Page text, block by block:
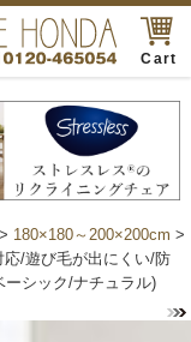
Cart
> 180×180～200×200cm >
/遊び毛が出にくい/防
シック/ナチュラル)